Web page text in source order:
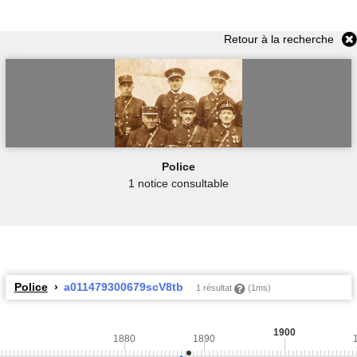
Retour à la recherche
Police
1 notice consultable
Police a011479300679scV8tb 1 résultat (1ms)
1900
1880 1890